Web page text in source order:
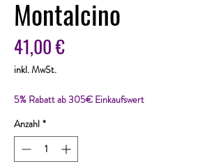
Montalcino
41,00 €Preis
inkl. MwSt.
5% Rabatt ab 305€ Einkaufswert
Anzahl *